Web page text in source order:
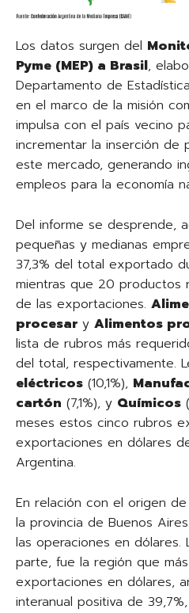
Los datos surgen del
Pyme (MEP) a Brasil,
Departamento de
en el marco de la misión
impulsa con el país vecino
incrementar la inserción de
este mercado, generando
empleos para la economía
Del informe se desprende,
pequeñas y medianas
37,3% del total exportado
mientras que 20 productos
de las exportaciones.
procesar y Alimentos
lista de rubros más
del total, respectivamente.
eléctricos (10,1%),
cartón (7,1%), y Químicos
meses estos cinco rubros
exportaciones en dólares
Argentina.
En relación con el origen
la provincia de Buenos
las operaciones en dólares.
parte, fue la región que
exportaciones en dólares,
interanual positiva de